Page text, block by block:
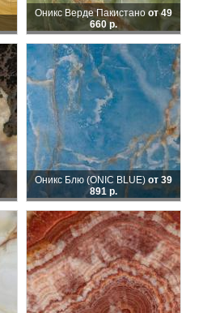
Оникс Верде Пакистаноот 49
660 р.
Оникс Блю (ONIC BLUE) от 39
891 р.